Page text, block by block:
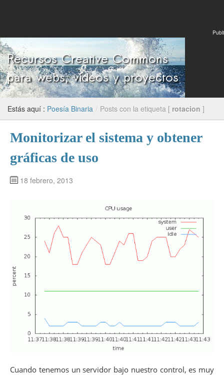
Publi
Estás aquí : Poesía Binaria / Posts con la etiqueta [ rotacion ]
Monitorizar el sistema y obtener
gráficas de uso
18 febrero, 2013
Cuando tenemos un servidor bajo nuestro control, es muy